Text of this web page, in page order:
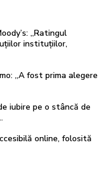
„Ratingul
instituțiilor,
„A fost prima alegere
iubire pe o stâncă de
online, folosită